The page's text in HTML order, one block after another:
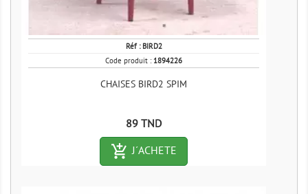
Réf : BIRD2
Code produit : 1894226
CHAISES BIRD2 SPIM
Prix
89 TND
add_shopping_cart-outlined
J´ACHETE